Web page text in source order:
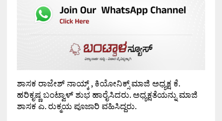
ಶಾಸಕ ರಾಜೇಶ್ ನಾಯ್ಕ್ , ಕಿಯೋನಿಕ್ಸ್ ಮಾಜಿ ಅಧ್ಯಕ್ಷ ಕೆ.
ಹರಿಕೃಷ್ಣ ಬಂಟ್ವಾಳ್‌ ಶುಭ ಹಾರೈಸಿದರು. ಅಧ್ಯಕ್ಷತೆಯನ್ನು ಮಾಜಿ
ಶಾಸಕ ಎ. ರುಕ್ಮಯ ಪೂಜಾರಿ ವಹಿಸಿದ್ದರು.